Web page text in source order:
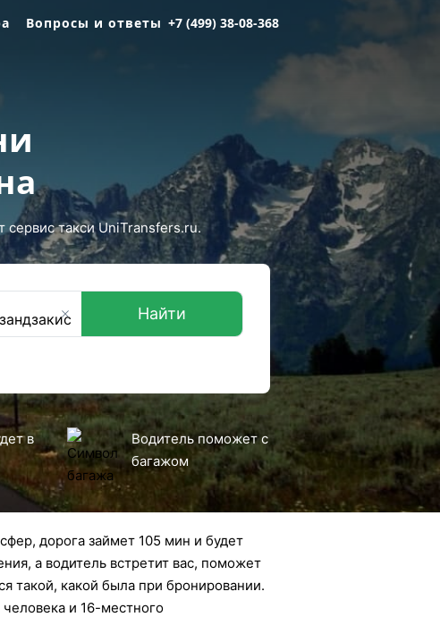
Вопросы и ответы +7 (499) 38-08-368
такси UniTransfers.ru.
Найти
в
Водитель поможет с
багажом
дорога займет 105 мин и будет
а водитель встретит вас, поможет
такой, какой была при бронировании.
и 16-местного